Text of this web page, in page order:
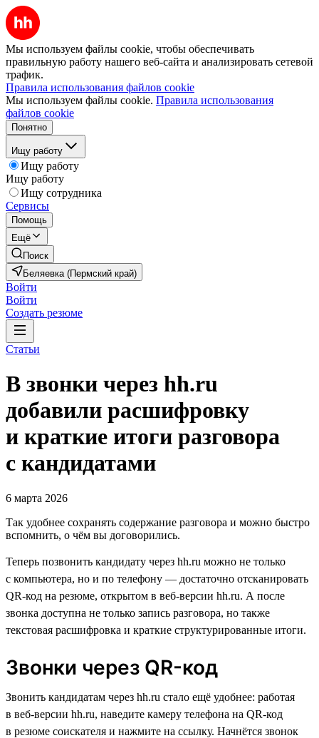
Мы используем файлы cookie, чтобы обеспечивать
правильную работу нашего веб-сайта и анализировать сетевой
трафик.
Правила использования файлов cookie
Мы используем файлы cookie. Правила использования
файлов cookie
Понятно
Ищу работу
Ищу работу
Ищу работу
Ищу сотрудника
Сервисы
Помощь
Ещё
Поиск
Беляевка (Пермский край)
Войти
Войти
Создать резюме
Статьи
В звонки через hh.ru
добавили расшифровку
и краткие итоги разговора
с кандидатами
6 марта 2026
Так удобнее сохранять содержание разговора и можно быстро
вспомнить, о чём вы договорились.
Теперь позвонить кандидату через hh.ru можно не только
с компьютера, но и по телефону — достаточно отсканировать
QR-код на резюме, открытом в веб-версии hh.ru. А после
звонка доступна не только запись разговора, но также
текстовая расшифровка и краткие структурированные итоги.
Звонки через QR-код
Звонить кандидатам через hh.ru стало ещё удобнее: работая
в веб-версии hh.ru, наведите камеру телефона на QR-код
в резюме соискателя и нажмите на ссылку. Начнётся звонок